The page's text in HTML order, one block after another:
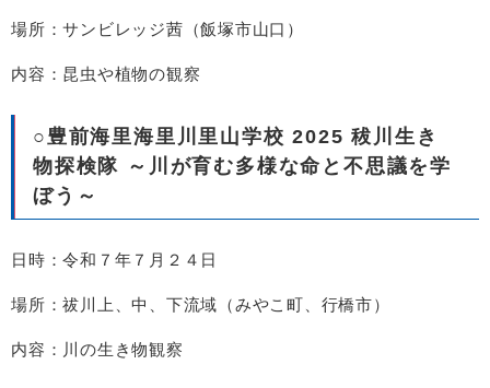
場所：サンビレッジ茜（飯塚市山口）
内容：昆虫や植物の観察
○ 豊前海里海里川里山学校 2025 秡川生き
物探検隊 ～川が育む多様な命と不思議を学
ぼう～​
日時：令和７年７月２４日​
場所：祓川上、中、下流域（みやこ町、行橋市）
内容：川の生き物観察​